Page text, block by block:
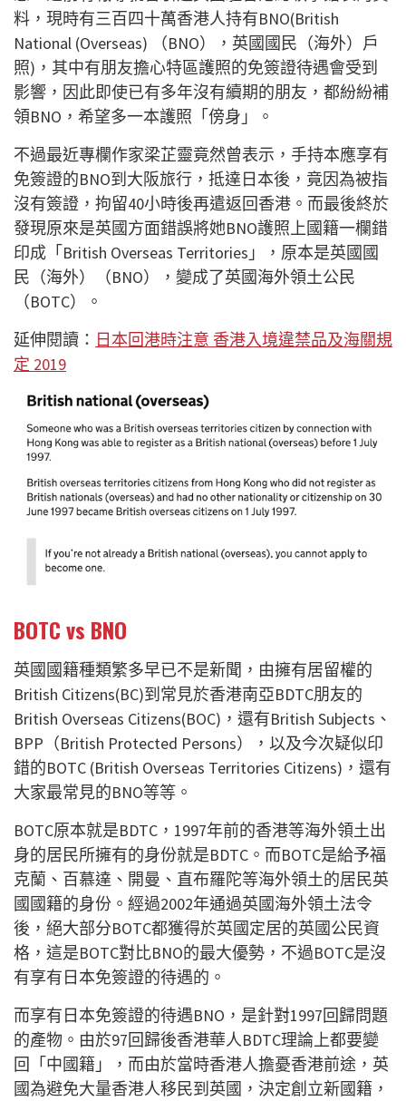
料，現時有三百四十萬香港人持有BNO(British
National (Overseas) （BNO），英國國民（海外）戶
照)，其中有朋友擔心特區護照的免簽證待遇會受到
影響，因此即使已有多年沒有續期的朋友，都紛紛補
領BNO，希望多一本護照「傍身」。
不過最近專欄作家梁芷靈竟然曾表示，手持本應享有
免簽證的BNO到大阪旅行，抵達日本後，竟因為被指
沒有簽證，拘留40小時後再遣返回香港。而最後終於
發現原來是英國方面錯誤將她BNO護照上國籍一欄錯
印成「British Overseas Territories」，原本是英國國
民（海外）（BNO），變成了英國海外領土公民
（BOTC）。
延伸閱讀： 日本回港時注意 香港入境違禁品及海關規
定 2019
BOTC vs BNO
英國國籍種類繁多早已不是新聞，由擁有居留權的
British Citizens(BC)到常見於香港南亞BDTC朋友的
British Overseas Citizens(BOC)，還有British Subjects、
BPP（British Protected Persons），以及今次疑似印
錯的BOTC (British Overseas Territories Citizens)，還有
大家最常見的BNO等等。
BOTC原本就是BDTC，1997年前的香港等海外領土出
身的居民所擁有的身份就是BDTC。而BOTC是給予福
克蘭、百慕達、開曼、直布羅陀等海外領土的居民英
國國籍的身份。經過2002年通過英國海外領土法令
後，絕大部分BOTC都獲得於英國定居的英國公民資
格，這是BOTC對比BNO的最大優勢，不過BOTC是沒
有享有日本免簽證的待遇的。
而享有日本免簽證的待遇BNO，是針對1997回歸問題
的產物。由於97回歸後香港華人BDTC理論上都要變
回「中國籍」，而由於當時香港人擔憂香港前途，英
國為避免大量香港人移民到英國，決定創立新國籍，